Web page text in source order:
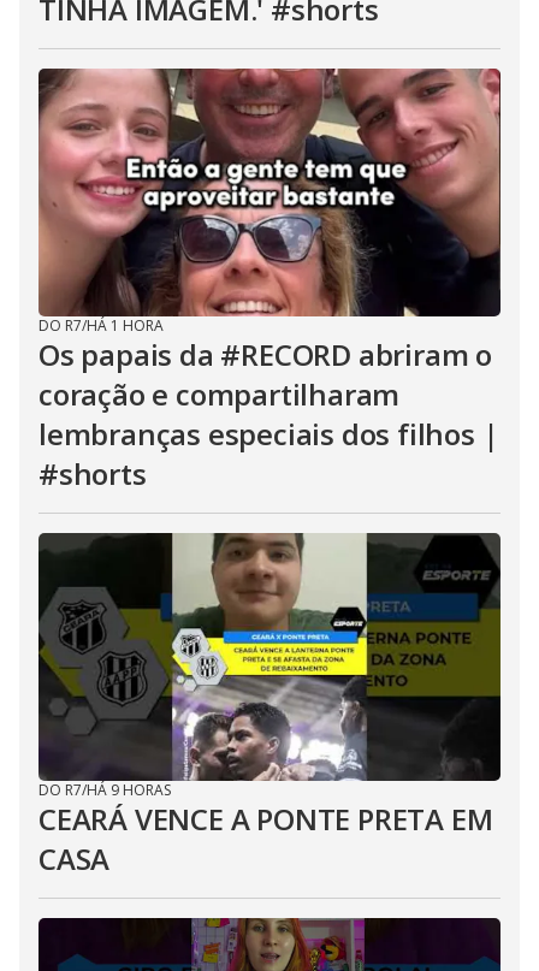
TINHA IMAGEM.' #shorts
DO R7/HÁ 1 HORA
Os papais da #RECORD abriram o
coração e compartilharam
lembranças especiais dos filhos |
#shorts
DO R7/HÁ 9 HORAS
CEARÁ VENCE A PONTE PRETA EM
CASA